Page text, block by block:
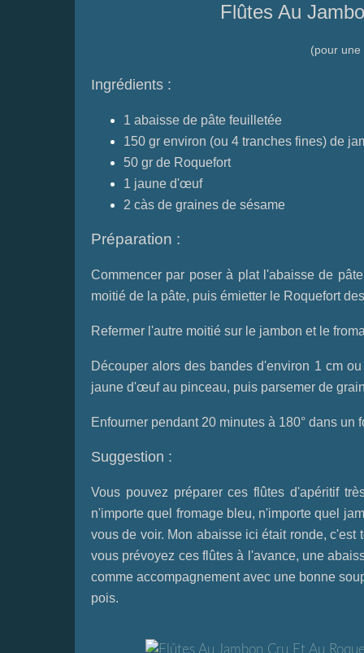
Flûtes Au
(pour une
Ingrédients :
1 abaisse de pâte feuilletée
150 gr environ (ou 4 tranches fines) de
50 gr de Roquefort
1 jaune d'œuf
2 càs de graines de sésame
Préparation :
Commencer par poser à plat l'abaisse de
moitié de la pâte, puis émietter le Roquefort
Refermer l'autre moitié sur le jambon et le
Découper alors des bandes d'environ 1 cm
jaune d'œuf au pinceau, puis parsemer de
Enfourner pendant 20 minutes à 180° dans un
Suggestion :
Vous pouvez préparer ces flûtes d'apéritif
n'importe quel fromage bleu, n'importe quel
vous de voir. Mon abaisse ici était ronde,
vous prévoyez ces flûtes à l'avance, une
comme accompagnement avec une bonne
pois.